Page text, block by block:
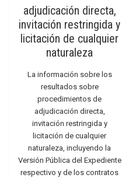
adjudicación directa,
invitación restringida y
licitación de cualquier
naturaleza
La información sobre los
resultados sobre
procedimientos de
adjudicación directa,
invitación restringida y
licitación de cualquier
naturaleza, incluyendo la
Versión Pública del Expediente
respectivo y de los contratos